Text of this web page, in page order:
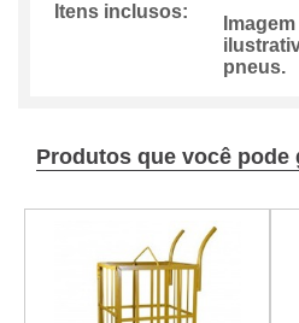
Itens inclusos:
pneus.
Produtos que você pode